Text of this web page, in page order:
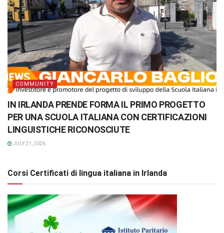
COMMUNITY
IN IRLANDA PRENDE FORMA IL PRIMO PROGETTO
PER UNA SCUOLA ITALIANA CON CERTIFICAZIONI
LINGUISTICHE RICONOSCIUTE
JULY 21, 2026
Corsi Certificati di lingua italiana in Irlanda